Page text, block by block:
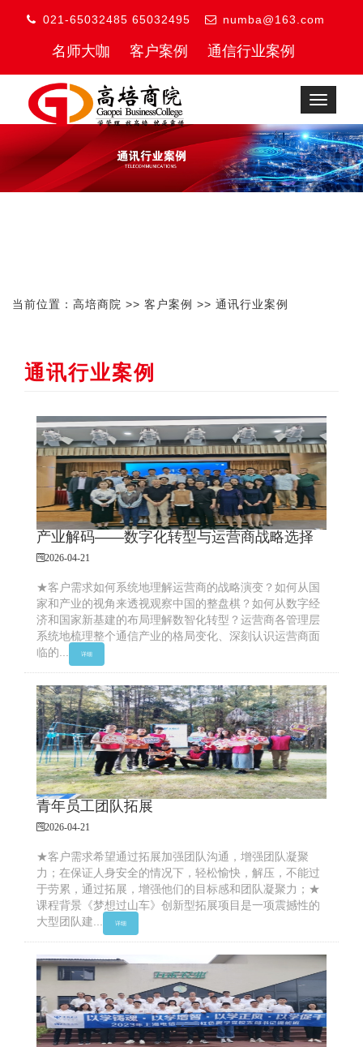
021-65032485 65032495 numba@163.com
名师大咖 客户案例 通信行业案例
Toggle
当前位置： 高培商院 >> 客户案例 >> 通讯行业案例
通讯行业案例
产业解码——数字化转型与运营商战略选择
2026-04-21
★客户需求如何系统地理解运营商的战略演变？如何从国
家和产业的视角来透视观察中国的整盘棋？如何从数字经
济和国家新基建的布局理解数智化转型？运营商各管理层
系统地梳理整个通信产业的格局变化、深刻认识运营商面
临的...
详细
青年员工团队拓展
2026-04-21
★客户需求希望通过拓展加强团队沟通，增强团队凝聚
力；在保证人身安全的情况下，轻松愉快，解压，不能过
于劳累，通过拓展，增强他们的目标感和团队凝聚力；★
课程背景《梦想过山车》创新型拓展项目是一项震撼性的
大型团队建...
详细